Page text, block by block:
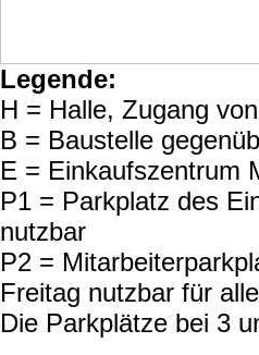
Legende:
H = Halle, Zugang
B = Baustelle
E = Einkaufszentrum
P1 = Parkplatz des
nutzbar
P2 =
Freitag nutzbar für
Die Parkplätze bei 3